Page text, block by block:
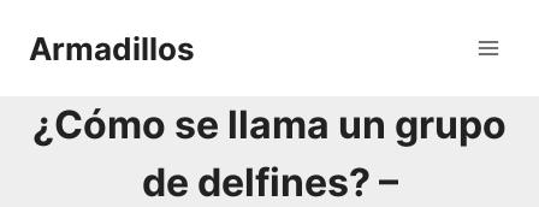
Armadillos
¿Cómo se llama un grupo
de delfines? –